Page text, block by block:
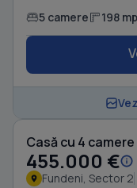
5 camere 198 mp
Casă cu 4
455.000 €
Fundeni, Sector 2